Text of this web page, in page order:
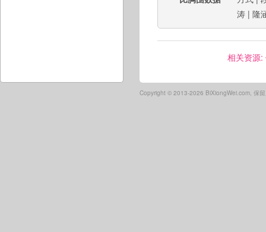
涛 | 隆
相关资源:
Copyright © 2013-2026 BiXiongWei.com, 保